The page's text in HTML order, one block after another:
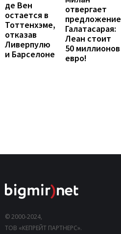
де Вен
остается в
Тоттенхэме,
отказав
Ливерпулю
и Барселоне
отвергает
предложение
Галатасарая:
Леан стоит
50 миллионов
евро!
© 2000-2024,
ТОВ «КЕПРЕЙТ ПАРТНЕРС».